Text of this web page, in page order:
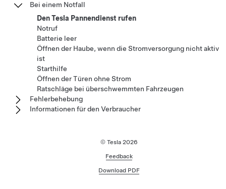
Bei einem Notfall
Den Tesla Pannendienst rufen
Notruf
Batterie leer
Öffnen der Haube, wenn die Stromversorgung nicht aktiv
ist
Starthilfe
Öffnen der Türen ohne Strom
Ratschläge bei überschwemmten Fahrzeugen
Fehlerbehebung
Informationen für den Verbraucher
© Tesla 2026
Feedback
Download PDF